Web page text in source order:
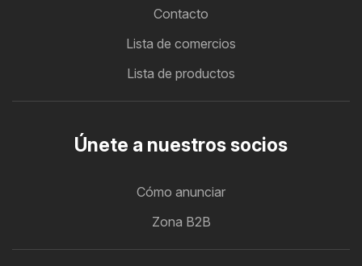
Contacto
Lista de comercios
Lista de productos
Únete a nuestros socios
Cómo anunciar
Zona B2B